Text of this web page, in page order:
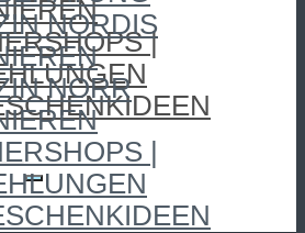
|
NORDIS
NORR
|